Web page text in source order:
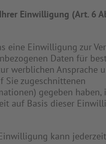
Einwilligung (Art. 6
eine Einwilligung zur
Daten für
werblichen Ansprache
Sie zugeschnittenen
gegeben haben,
auf Basis dieser
kann jederzeit